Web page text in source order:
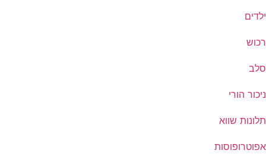
ילדים
רכוש
סלב
ניכור הורי
תלונות שווא
אפוטרופוסות